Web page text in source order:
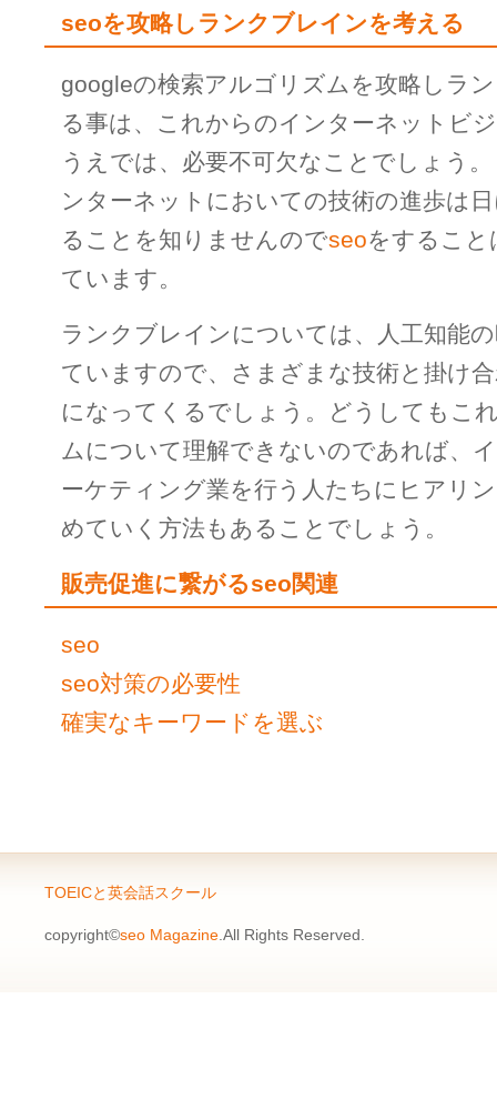
seoを攻略しランクブレインを考える
googleの検索アルゴリズムを攻略しラ
る事は、これからのインターネットビ
うえでは、必要不可欠なことでしょう
ンターネットにおいての技術の進歩は
ることを知りませんのでseoをすること
ています。
ランクブレインについては、人工知能
ていますので、さまざまな技術と掛け
になってくるでしょう。どうしてもこ
ムについて理解できないのであれば、
ーケティング業を行う人たちにヒアリ
めていく方法もあることでしょう。
販売促進に繋がるseo関連
seo
seo対策の必要性
確実なキーワードを選ぶ
TOEICと英会話スクール
copyright©seo Magazine .All Rights Reserved.